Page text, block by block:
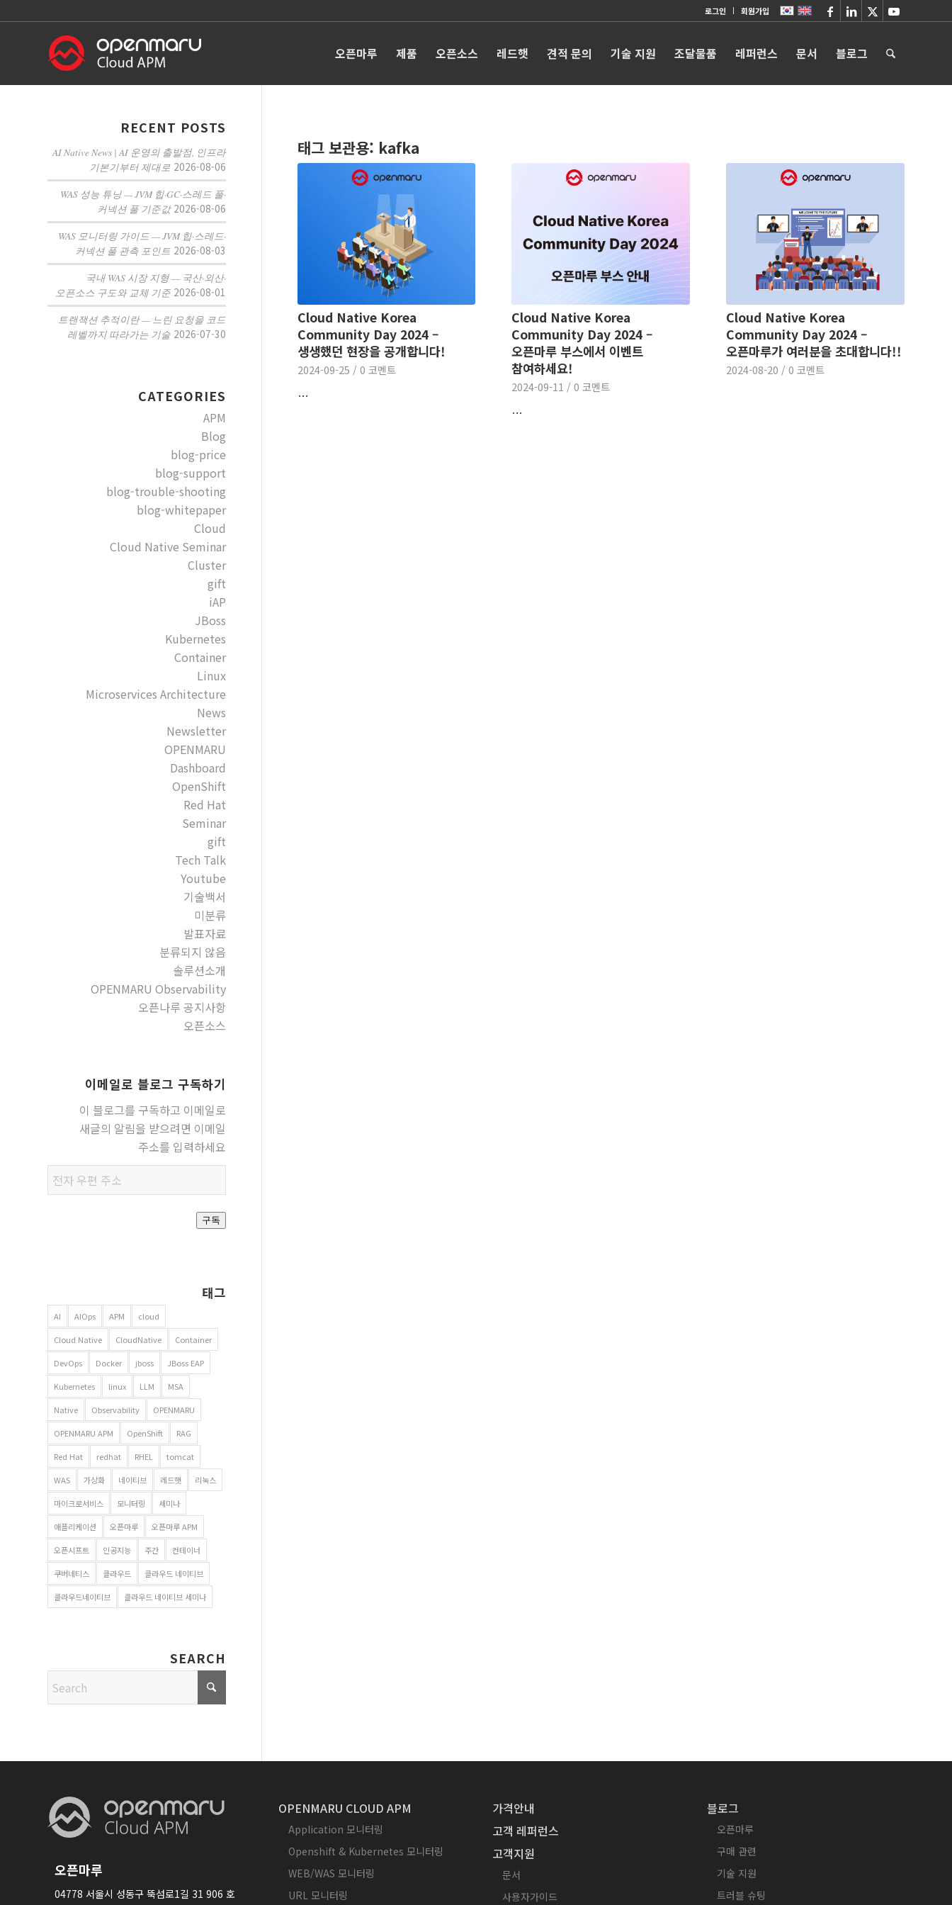
로그인 회원가입
오픈마루 제품 오픈소스 레드햇 견적 문의 기술 지원 조달물품 레퍼런스 문서 블로그
태그 보관용: kafka
Cloud Native Korea
Community Day 2024 –
생생했던 현장을 공개합니다!
2024-09-25 / 0 코멘트
…
Cloud Native Korea
Community Day 2024 –
오픈마루 부스에서 이벤트
참여하세요!
2024-09-11 / 0 코멘트
…
Cloud Native Korea
Community Day 2024 –
오픈마루가 여러분을 초대합니다!!
2024-08-20 / 0 코멘트
RECENT POSTS
AI Native News | AI 운영의 출발점, 인프라
기본기부터 제대로 2026-08-06
WAS 성능 튜닝 — JVM 힙·GC·스레드 풀·
커넥션 풀 기준값 2026-08-06
WAS 모니터링 가이드 — JVM 힙·스레드·
커넥션 풀 관측 포인트 2026-08-03
국내 WAS 시장 지형 — 국산·외산·
오픈소스 구도와 교체 기준 2026-08-01
트랜잭션 추적이란 — 느린 요청을 코드
레벨까지 따라가는 기술 2026-07-30
CATEGORIES
APM
Blog
blog-price
blog-support
blog-trouble-shooting
blog-whitepaper
Cloud
Cloud Native Seminar
Cluster
gift
iAP
JBoss
Kubernetes
Container
Linux
Microservices Architecture
News
Newsletter
OPENMARU
Dashboard
OpenShift
Red Hat
Seminar
gift
Tech Talk
Youtube
기술백서
미분류
발표자료
분류되지 않음
솔루션소개
OPENMARU Observability
오픈나루 공지사항
오픈소스
이메일로 블로그 구독하기
이 블로그를 구독하고 이메일로
새글의 알림을 받으려면 이메일
주소를 입력하세요
우편
주소
구독
태그
AI AIOps APM cloud
Cloud Native CloudNative Container
DevOps Docker jboss JBoss EAP
Kubernetes linux LLM MSA
Native Observability OPENMARU
OPENMARU APM OpenShift RAG
Red Hat redhat RHEL tomcat
WAS 가상화 네이티브 레드햇 리눅스
마이크로서비스 모니터링 세미나
애플리케이션 오픈마루 오픈마루 APM
오픈시프트 인공지능 주간 컨테이너
쿠버네티스 클라우드 클라우드 네이티브
클라우드네이티브 클라우드 네이티브 세미나
SEARCH
오픈마루
04778 서울시 성동구 뚝섬로1길 31 906 호
OPENMARU CLOUD APM
Application 모니터링
Openshift & Kubernetes 모니터링
WEB/WAS 모니터링
URL 모니터링
가격안내
고객 레퍼런스
고객지원
문서
사용자가이드
블로그
오픈마루
구매 관련
기술 지원
트러블 슈팅